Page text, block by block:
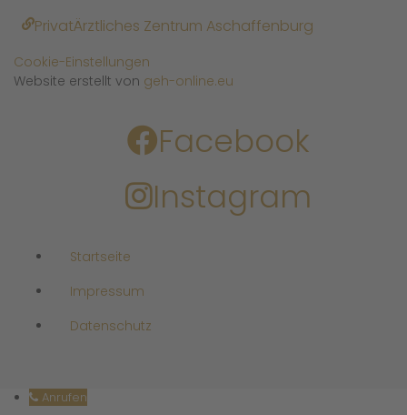
PrivatÄrztliches Zentrum Aschaffenburg
Cookie-Einstellungen
Website erstellt von geh-online.eu
Facebook
Instagram
Startseite
Impressum
Datenschutz
Anrufen